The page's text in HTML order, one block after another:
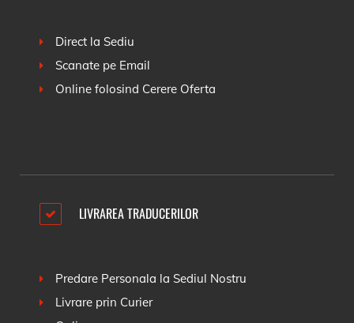
Direct la Sediu
Scanate pe Email
Online folosind Cerere Oferta
LIVRAREA TRADUCERILOR
Predare Personala la Sediul Nostru
Livrare prin Curier